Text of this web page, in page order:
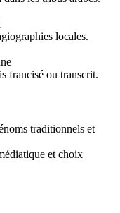
locales.
francisé ou transcrit.
traditionnels et
et choix